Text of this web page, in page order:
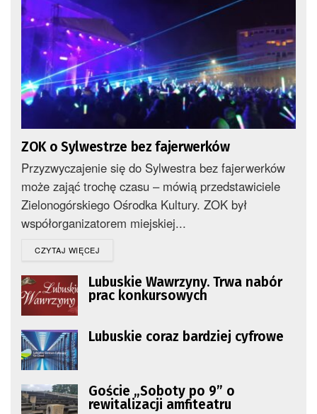
ZOK o Sylwestrze bez fajerwerków
Przyzwyczajenie się do Sylwestra bez fajerwerków
może zająć trochę czasu – mówią przedstawiciele
Zielonogórskiego Ośrodka Kultury. ZOK był
współorganizatorem miejskiej...
CZYTAJ WIĘCEJ
Lubuskie Wawrzyny. Trwa nabór
prac konkursowych
Lubuskie coraz bardziej cyfrowe
Goście „Soboty po 9” o
rewitalizacji amfiteatru